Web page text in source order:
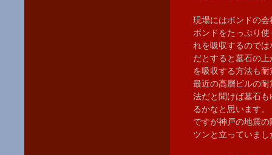
現場にはボンドの
ボンドをたっぷり
れを吸収するので
だとすると墓石の
を吸収する方法も
最近の高層ビルの
法だと聞けば墓石
るかなと思います。
ですが神戸の地震
ツンと立っていま